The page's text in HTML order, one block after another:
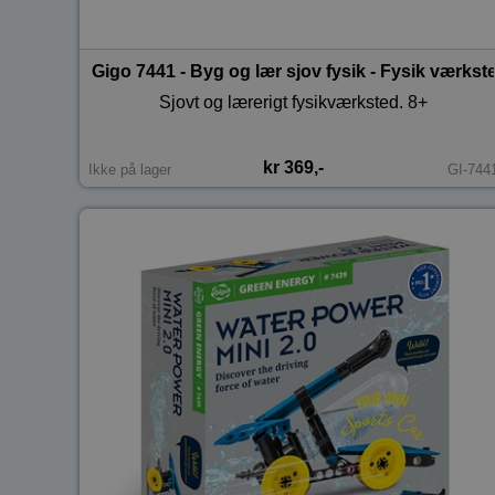
Gigo 7441 - Byg og lær sjov fysik - Fysik
Sjovt og lærerigt fysikværksted. 8+
Ikke på lager kr 369,- GI-